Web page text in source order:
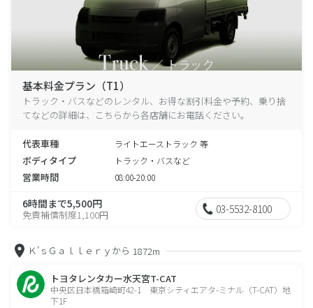
基本料金プラン（T1）
トラック・バスなどのレンタル、お得な割引料金や予約、乗り捨
てなどの詳細は、こちらから各店舗にお電話ください。
代表車種 ライトエーストラック 等
ボディタイプ トラック・バスなど
営業時間 08:00-20:00
6時間まで5,500円
免責補償制度1,100円 03-5532-8100
Ｋ’ｓＧａｌｌｅｒｙから 1872m
トヨタレンタカー水天宮T-CAT
中央区日本橋箱崎町42-1 東京シティエアタ-ミナル（T-CAT）地
下1F